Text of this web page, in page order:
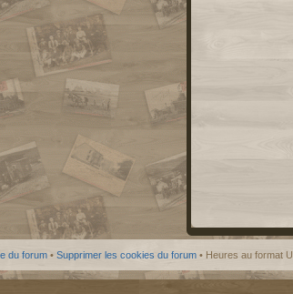
du forum • Supprimer les cookies du forum • Heures au format